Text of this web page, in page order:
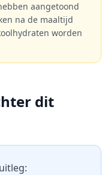
aangetoond
na de maaltijd
worden
dit